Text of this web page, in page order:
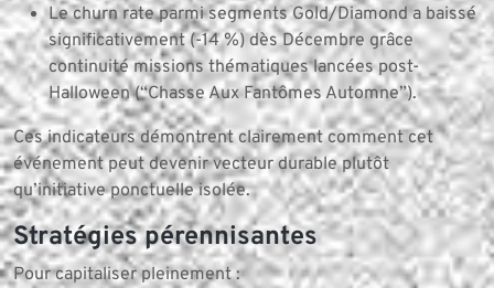
Le churn rate parmi segments Gold/Diamond a baissé
significativement (-14 %) dès Décembre grâce
continuité missions thématiques lancées post-
Halloween (“Chasse Aux Fantômes Automne”).
Ces indicateurs démontrent clairement comment cet
événement peut devenir vecteur durable plutôt
qu’initiative ponctuelle isolée.
Stratégies pérennisantes
Pour capitaliser pleinement :